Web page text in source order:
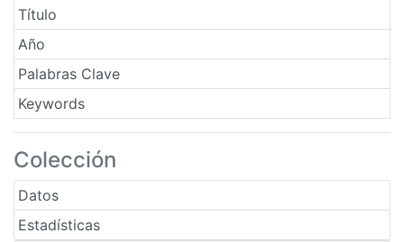
Título
Año
Palabras Clave
Keywords
Colección
Datos
Estadísticas